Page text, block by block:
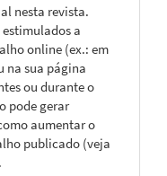
nesta revista.
estimulados a
online (ex.: em
na sua página
ou durante o
pode gerar
aumentar o
publicado (veja